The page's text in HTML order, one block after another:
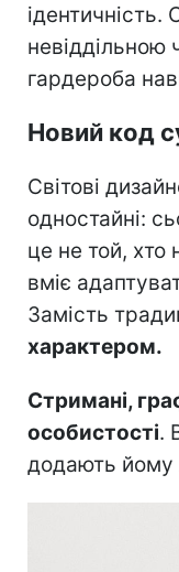
невіддільною
гардероба
Новий код
Світові
одностайні:
це не той, хто
вміє
Замість
характером.
Стримані,
особистості.
додають йому